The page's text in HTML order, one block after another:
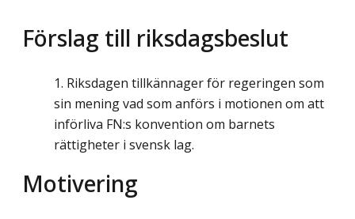
Förslag till riksdagsbeslut
Riksdagen tillkännager för regeringen som
sin mening vad som anförs i motionen om att
införliva FN:s konvention om barnets
rättigheter i svensk lag.
Motivering